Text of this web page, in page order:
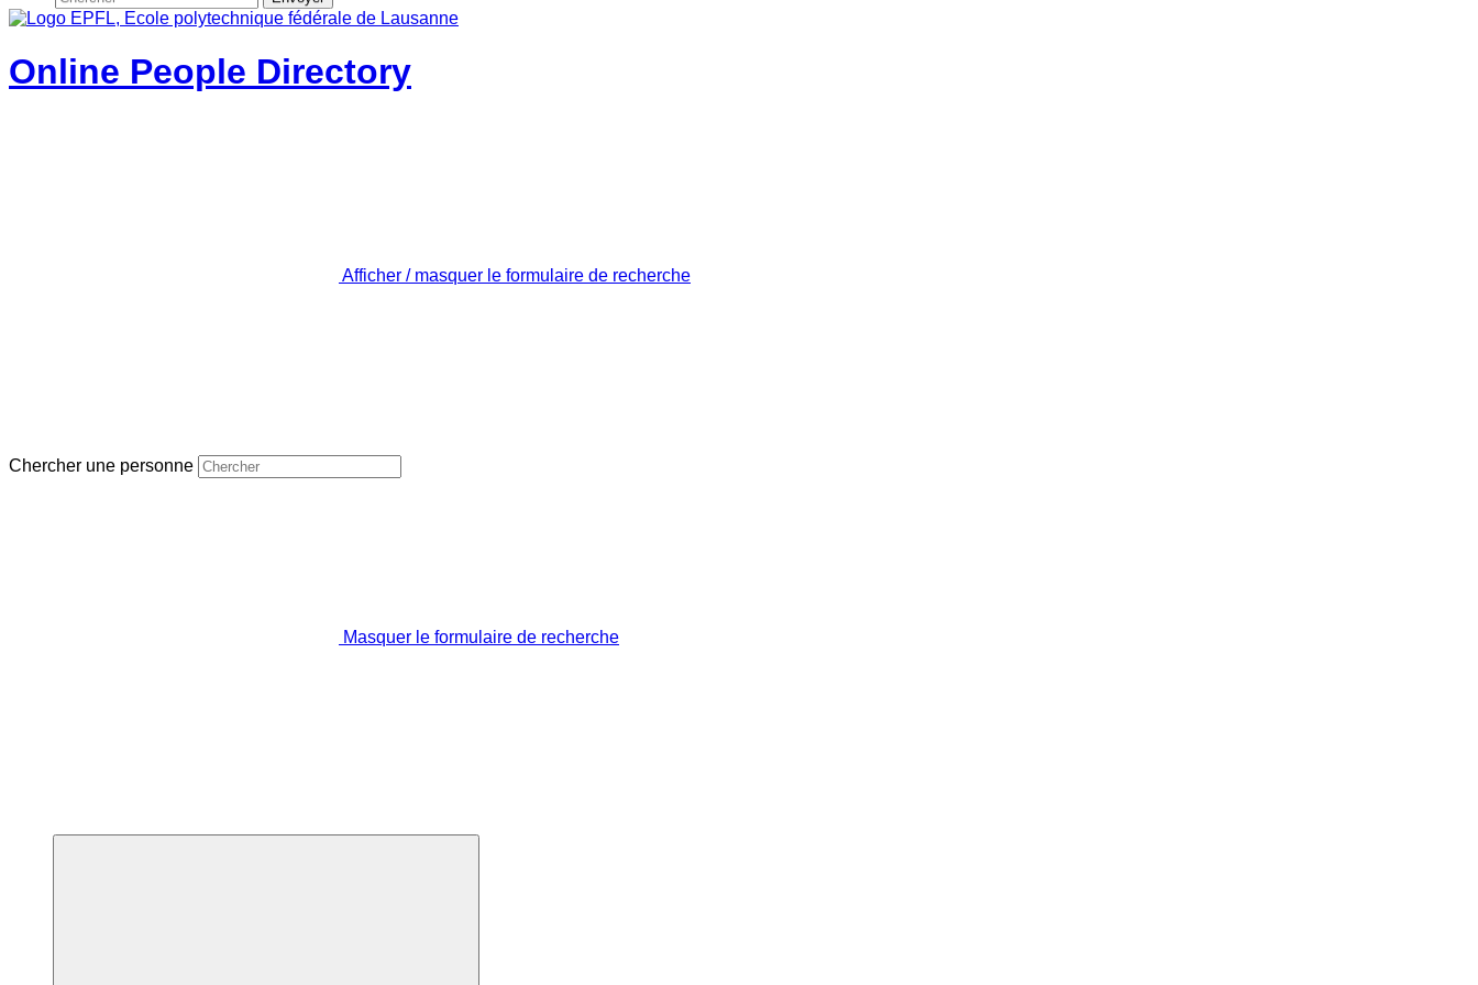
Online People Directory
Afficher / masquer le formulaire de recherche
Chercher une personne
Masquer le formulaire de recherche